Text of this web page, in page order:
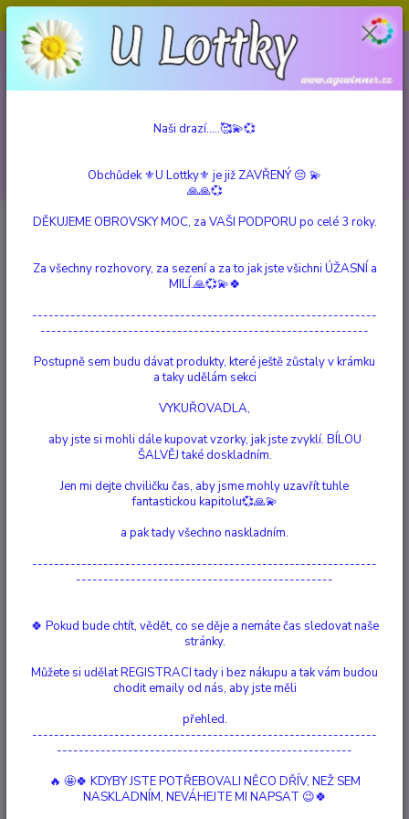
Obchůdek ⚜️U Lottky⚜️ je již ZAVŘENÝ 😔💫💞
CZK
604 799 149
(Po-Pá, 10:00-15:00 hod.)
0ks
Úvod TEKOUCÍ DÝM Vonné kužele "TEKOUCÍ DÝM" Lavender 30 g
Lavender 30 g
Ohodnotit produkt
jógová cvičení, výborné jsou i pro relaxaci, zvýšení spirituality a
až do zemí samotného Orientu. Hořící kužel vytváří dým - kouř, který je
Momentálně není k dispozici
Číslo produktu:
71002
Doba hoření:
cca 20 min
Obsah balení:
30g, cca 10 kuželů
Hlídat cenu / dostupnost
Naši drazí.....🥰💫💞
Obchůdek ⚜️U Lottky⚜️ je již ZAVŘENÝ 😔 💫
🙏🙏💞
DĚKUJEME OBROVSKY MOC, za VAŠI PODPORU po celé 3 roky.
Za všechny rozhovory, za sezení a za to jak jste všichni ÚŽASNÍ a
MILÍ.🙏💞💫🍀
---------------------------------------------------------------
------------------------------------------------------------
Postupně sem budu dávat produkty, které ještě zůstaly v krámku
a taky udělám sekci
VYKUŘOVADLA,
aby jste si mohli dále kupovat vzorky, jak jste zvyklí. BÍLOU
ŠALVĚJ také doskladním.
Jen mi dejte chviličku čas, aby jsme mohly uzavřít tuhle
fantastickou kapitolu💞🙏💫
a pak tady všechno naskladním.
---------------------------------------------------------------
-----------------------------------------------
🍀 Pokud bude chtít, vědět, co se děje a nemáte čas sledovat naše
stránky.
Můžete si udělat REGISTRACI tady i bez nákupu a tak vám budou
chodit emaily od nás, aby jste měli
přehled.
---------------------------------------------------------------
------------------------------------------------------
🔥 🤩🍀 KDYBY JSTE POTŘEBOVALI NĚCO DŘÍV, NEŽ SEM
NASKLADNÍM, NEVÁHEJTE MI NAPSAT 😉🍀